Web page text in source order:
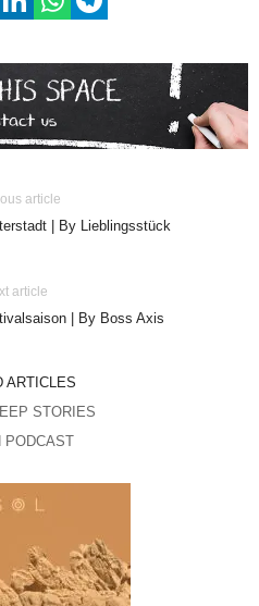
article
| By Lieblingsstück
article
| By Boss Axis
ARTICLES
STORIES
PODCAST